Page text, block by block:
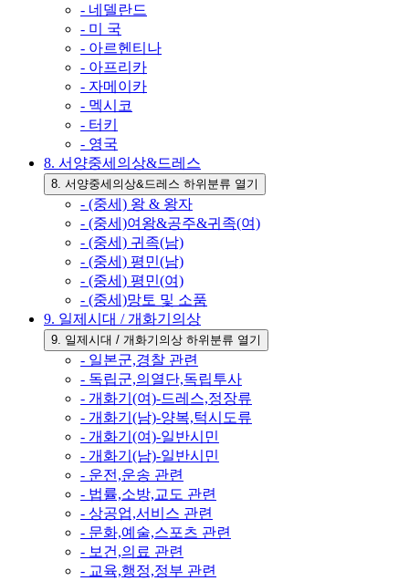
- 네델란드
- 미 국
- 아르헨티나
- 아프리카
- 자메이카
- 멕시코
- 터키
- 영국
8. 서양중세의상&드레스
8. 서양중세의상&드레스 하위분류 열기
- (중세) 왕 & 왕자
- (중세)여왕&공주&귀족(여)
- (중세) 귀족(남)
- (중세) 평민(남)
- (중세) 평민(여)
- (중세)망토 및 소품
9. 일제시대 / 개화기의상
9. 일제시대 / 개화기의상 하위분류 열기
- 일본군,경찰 관련
- 독립군,의열단,독립투사
- 개화기(여)-드레스,정장류
- 개화기(남)-양복,턱시도류
- 개화기(여)-일반시민
- 개화기(남)-일반시민
- 운전,운송 관련
- 법률,소방,교도 관련
- 상공업,서비스 관련
- 문화,예술,스포츠 관련
- 보건,의료 관련
- 교육,행정,정부 관련